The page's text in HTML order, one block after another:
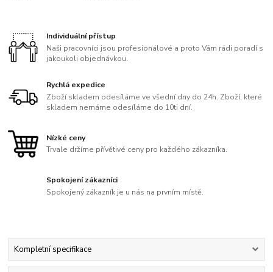
Individuální přístup
Naši pracovníci jsou profesionálové a proto Vám rádi poradí s
jakoukoli objednávkou.
Rychlá expedice
Zboží skladem odesíláme ve všední dny do 24h. Zboží, které
skladem nemáme odesíláme do 10ti dní.
Nízké ceny
Trvale držíme přívětivé ceny pro každého zákazníka.
Spokojení zákazníci
Spokojený zákazník je u nás na prvním místě.
Kompletní specifikace